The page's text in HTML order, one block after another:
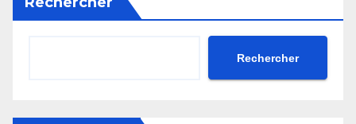
Rechercher